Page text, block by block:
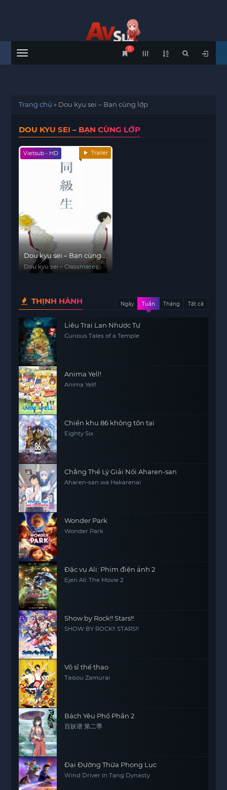
Menu
0
Trang chủ » Dou kyu sei – Bạn cùng lớp
DOU KYU SEI – BẠN CÙNG LỚP
Vietsub - HD Trailer
Dou kyu sei – Bạn cùng
lớp
Dou kyu sei – Classmates
THỊNH HÀNH Ngày Tuần Tháng Tất cả
Liêu Trai Lan Nhược Tự
Curious Tales of a Temple
Anima Yell!
Anima Yell!
Chiến khu 86 không tồn tại
Eighty Six
Chẳng Thể Lý Giải Nổi Aharen-san
Aharen-san wa Hakarenai
Wonder Park
Wonder Park
Đặc vụ Ali: Phim điện ảnh 2
Ejen Ali: The Movie 2
Show by Rock!! Stars!!
SHOW BY ROCK!! STARS!!
Võ sĩ thế thao
Taisou Zamurai
Bách Yêu Phổ Phần 2
百妖谱 第二季
Đại Đường Thừa Phong Lục
Wind Driver in Tang Dynasty